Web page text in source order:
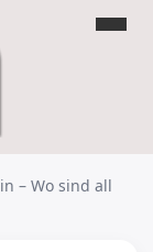
– Wo sind all